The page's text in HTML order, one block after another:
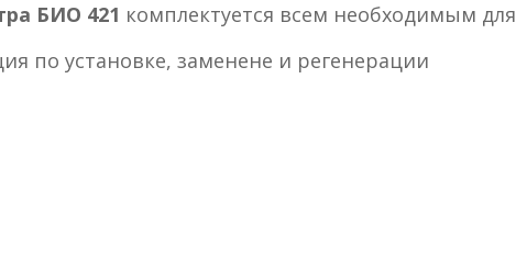
БИО 421 комплектуется всем необходимым
по установке, заменене и регенерации